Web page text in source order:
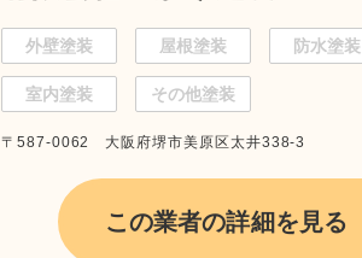
外壁塗装 屋根塗装 防水塗装
室内塗装 その他塗装
〒587-0062 大阪府堺市美原区太井338-3
この業者の詳細を見る